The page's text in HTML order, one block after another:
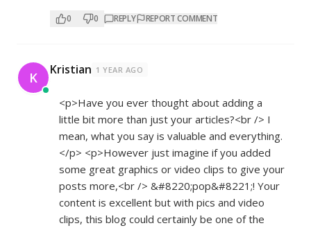
0 0 REPLY REPORT COMMENT
K Kristian 1 YEAR AGO
<p>Have you ever thought about adding a
little bit more than just your articles?<br /> I
mean, what you say is valuable and everything.
</p> <p>However just imagine if you added
some great graphics or video clips to give your
posts more,<br /> &#8220;pop&#8221;! Your
content is excellent but with pics and video
clips, this blog could certainly be one of the